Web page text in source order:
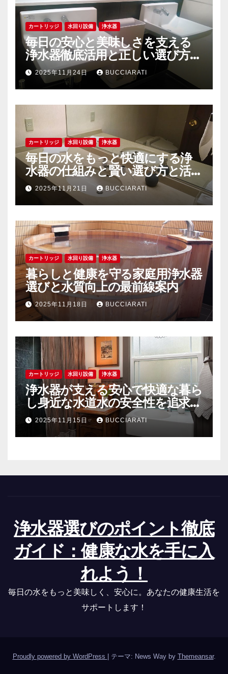
カートリッジ 水回り設備 浄水器
毎日の安心と美味しさを支える
浄水器徹底活用と正しい選び方ガ
イド
2025年11月24日 BUCCIARATI
カートリッジ 水回り設備 浄水器
毎日の水をもっと快適にする浄
水器の仕組みと賢い選び方と活用
法2025年11月21日 BUCCIARATI
カートリッジ 水回り設備 浄水器
暮らしと健康を守る家庭用浄水器
選びと水質向上の最前線案内
2025年11月18日 BUCCIARATI
カートリッジ 水回り設備 浄水器
浄水器が支える安心で快適な暮ら
し身近な水道水の安全性を追求す
る2025年11月15日 BUCCIARATI
浄水器選びのポイント徹底
ガイド：健康な水を手に入
れよう！
毎日の水をもっと美味しく、安心に。あなたの健康生活を
サポートします！
Proudly powered by WordPress テーマ: News Way by Themeansar.